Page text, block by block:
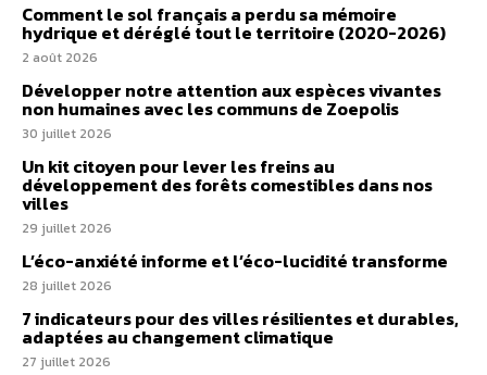
Comment le sol français a perdu sa mémoire
hydrique et déréglé tout le territoire (2020-2026)
2 août 2026
Développer notre attention aux espèces vivantes
non humaines avec les communs de Zoepolis
30 juillet 2026
Un kit citoyen pour lever les freins au
développement des forêts comestibles dans nos
villes
29 juillet 2026
L’éco-anxiété informe et l’éco-lucidité transforme
28 juillet 2026
7 indicateurs pour des villes résilientes et durables,
adaptées au changement climatique
27 juillet 2026